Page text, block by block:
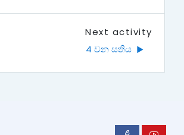
Next activity
4 වන සතිය  ▶︎